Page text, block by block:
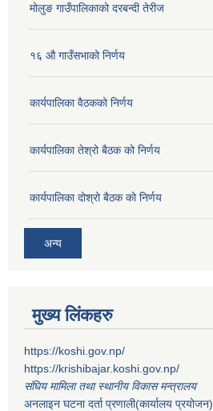
मोलुङ गाउँपालिकाको दरबन्दी तेरीज
१६ औ गाउँसभाको निर्णय
कार्यपालिका वैठकको निर्णय
कार्यपालिका तेश्रो बैठक को निर्णय
कार्यपालिका दोश्रो बैठक को निर्णय
अन्य
मुख्य लिंकहरु
https://koshi.gov.np/
https://krishibajar.koshi.gov.np/
संघिय मामिला तथा स्थानीय विकास मन्त्रालय
अनलाइन घटना दर्ता प्रणाली(कार्यालय प्रयोजन)